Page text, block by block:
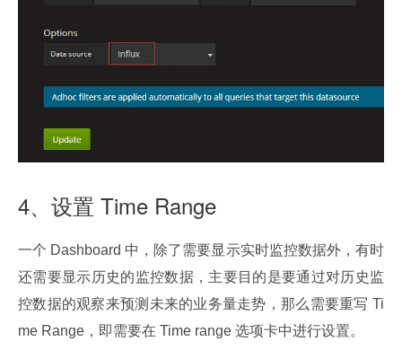
4、设置 Time Range
一个 Dashboard 中，除了需要显示实时监控数据外，有时
还需要显示历史的监控数据，主要目的是要通过对历史监
控数据的观察来预测未来的业务量走势，那么需要重写 Ti
me Range，即需要在 Time range 选项卡中进行设置。